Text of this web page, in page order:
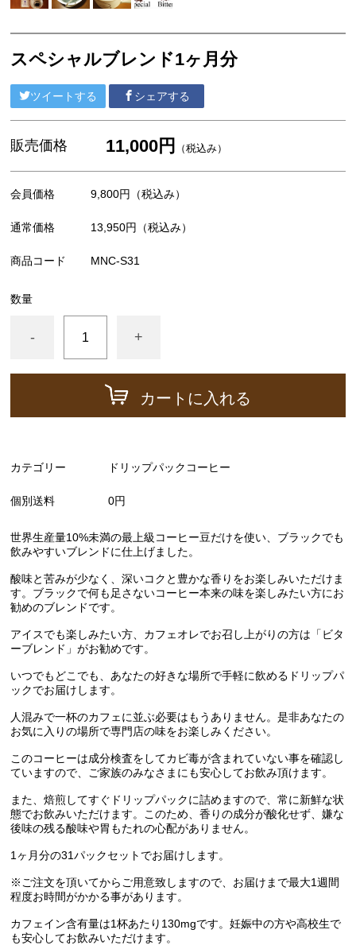
スペシャルブレンド1ヶ月分
ツイートする シェアする
販売価格 11,000円 （税込み）
会員価格 9,800円 （税込み）
通常価格 13,950円 （税込み）
商品コード MNC-S31
数量
- +
カートに入れる
カテゴリー ドリップパックコーヒー
個別送料 0円
世界生産量10%未満の最上級コーヒー豆だけを使い、ブラックでも
飲みやすいブレンドに仕上げました。
酸味と苦みが少なく、深いコクと豊かな香りをお楽しみいただけま
す。ブラックで何も足さないコーヒー本来の味を楽しみたい方にお
勧めのブレンドです。
アイスでも楽しみたい方、カフェオレでお召し上がりの方は「ビタ
ーブレンド」がお勧めです。
いつでもどこでも、あなたの好きな場所で手軽に飲めるドリップパ
ックでお届けします。
人混みで一杯のカフェに並ぶ必要はもうありません。是非あなたの
お気に入りの場所で専門店の味をお楽しみください。
このコーヒーは成分検査をしてカビ毒が含まれていない事を確認し
ていますので、ご家族のみなさまにも安心してお飲み頂けます。
また、焙煎してすぐドリップパックに詰めますので、常に新鮮な状
態でお飲みいただけます。このため、香りの成分が酸化せず、嫌な
後味の残る酸味や胃もたれの心配がありません。
1ヶ月分の31パックセットでお届けします。
※ご注文を頂いてからご用意致しますので、お届けまで最大1週間
程度お時間がかかる事があります。
カフェイン含有量は1杯あたり130mgです。妊娠中の方や高校生で
も安心してお飲みいただけます。